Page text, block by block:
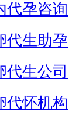
代孕咨询
代生助孕
代生公司
代怀机构